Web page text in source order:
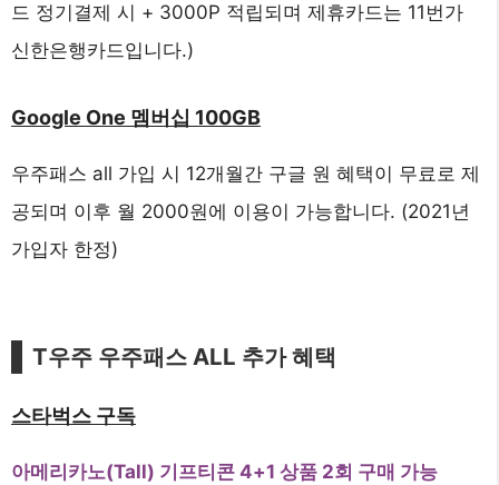
드 정기결제 시 + 3000P 적립되며 제휴카드는 11번가
신한은행카드입니다.)
Google One 멤버십 100GB
우주패스 all 가입 시 12개월간 구글 원 혜택이 무료로 제
공되며 이후 월 2000원에 이용이 가능합니다. (2021년
가입자 한정)
T우주 우주패스 ALL 추가 혜택
스타벅스 구독
아메리카노(Tall) 기프티콘 4+1 상품 2회 구매 가능